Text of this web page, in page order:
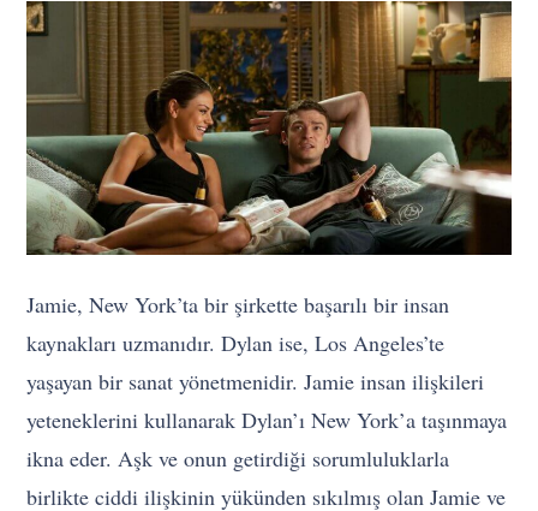
Jamie, New York’ta bir şirkette başarılı bir insan
kaynakları uzmanıdır. Dylan ise, Los Angeles’te
yaşayan bir sanat yönetmenidir. Jamie insan ilişkileri
yeteneklerini kullanarak Dylan’ı New York’a taşınmaya
ikna eder. Aşk ve onun getirdiği sorumluluklarla
birlikte ciddi ilişkinin yükünden sıkılmış olan Jamie ve